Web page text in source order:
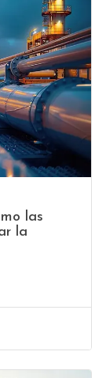
las
la